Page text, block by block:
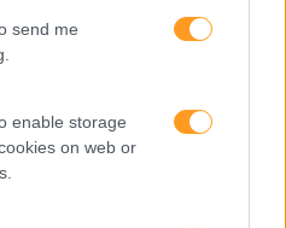
send me
enable storage
on web or
‘fidelizados’, estejam mais
No meu caso, existem dias
e sinceramente nem dou por
um conjunto de coisas que
totalmente impossível fazer